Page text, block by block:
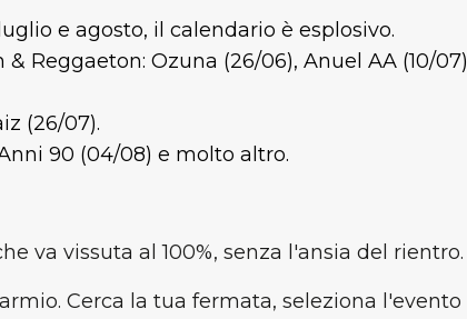
e agosto, il calendario è esplosivo.
Reggaeton: Ozuna (26/06), Anuel AA (10/
(26/07).
90 (04/08) e molto altro.
va vissuta al 100%, senza l'ansia del rientro.
Cerca la tua fermata, seleziona l'evento